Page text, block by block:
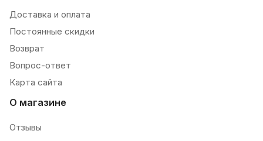
Доставка и оплата
Постоянные скидки
Возврат
Вопрос-ответ
Карта сайта
О магазине
Отзывы